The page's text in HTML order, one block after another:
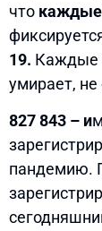
что каждые
19. Каждые
умирает,
827 843 – и
пандемию.